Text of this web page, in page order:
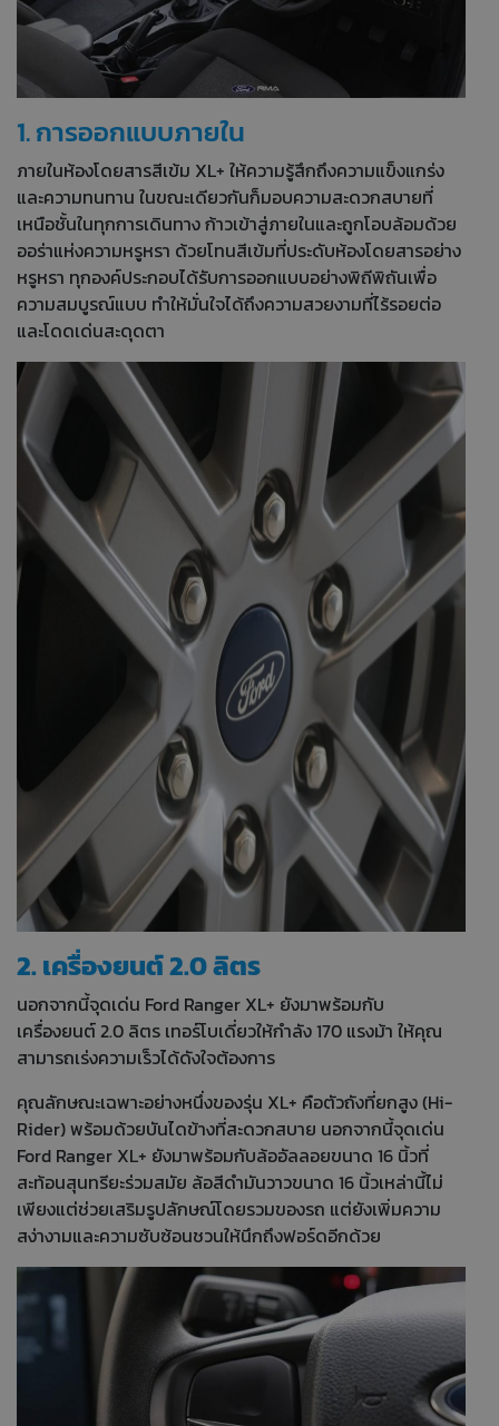
1. การออกแบบภายใน
ภายในห้องโดยสารสีเข้ม XL+ ให้ความรู้สึกถึงความแข็งแกร่ง
และความทนทาน ในขณะเดียวกันก็มอบความสะดวกสบายที่
เหนือชั้นในทุกการเดินทาง ก้าวเข้าสู่ภายในและถูกโอบล้อมด้วย
ออร่าแห่งความหรูหรา ด้วยโทนสีเข้มที่ประดับห้องโดยสารอย่าง
หรูหรา ทุกองค์ประกอบได้รับการออกแบบอย่างพิถีพิถันเพื่อ
ความสมบูรณ์แบบ ทำให้มั่นใจได้ถึงความสวยงามที่ไร้รอยต่อ
และโดดเด่นสะดุดตา
2. เครื่องยนต์ 2.0 ลิตร
นอกจากนี้จุดเด่น Ford Ranger XL+ ยังมาพร้อมกับ
เครื่องยนต์ 2.0 ลิตร เทอร์โบเดี่ยวให้กำลัง 170 แรงม้า ให้คุณ
สามารถเร่งความเร็วได้ดังใจต้องการ
คุณลักษณะเฉพาะอย่างหนึ่งของรุ่น XL+ คือตัวถังที่ยกสูง (Hi-
Rider) พร้อมด้วยบันไดข้างที่สะดวกสบาย นอกจากนี้จุดเด่น
Ford Ranger XL+ ยังมาพร้อมกับล้ออัลลอยขนาด 16 นิ้วที่
สะท้อนสุนทรียะร่วมสมัย ล้อสีดำมันวาวขนาด 16 นิ้วเหล่านี้ไม่
เพียงแต่ช่วยเสริมรูปลักษณ์โดยรวมของรถ แต่ยังเพิ่มความ
สง่างามและความซับซ้อนชวนให้นึกถึงฟอร์ดอีกด้วย